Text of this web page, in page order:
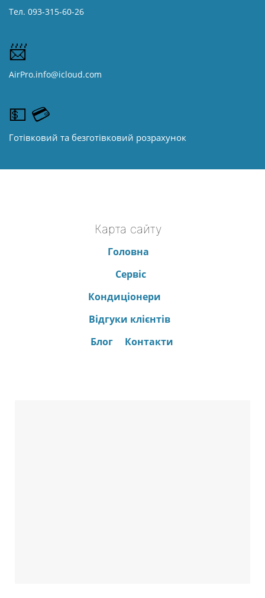
Тел. 093-315-60-26
📨
AirPro.info@icloud.com
💵 💳
Готівковий та безготівковий розрахунок
Карта сайту
Головна
Сервіс
Кондиціонери
Відгуки клієнтів
Блог
Контакти